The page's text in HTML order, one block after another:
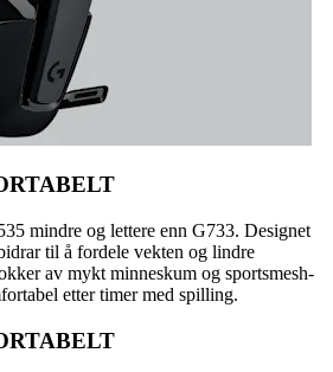
mindre og lettere enn G733. Designet
til å fordele vekten og lindre
av mykt minneskum og sportsmesh-
etter timer med spilling.